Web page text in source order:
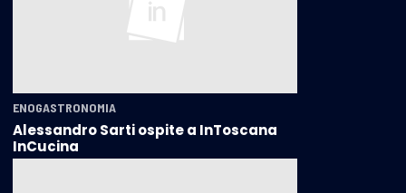
ENOGASTRONOMIA
Alessandro Sarti ospite a InToscana
InCucina